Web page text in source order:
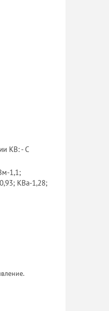
КВ: - С
1,1;
КВа-1,28;